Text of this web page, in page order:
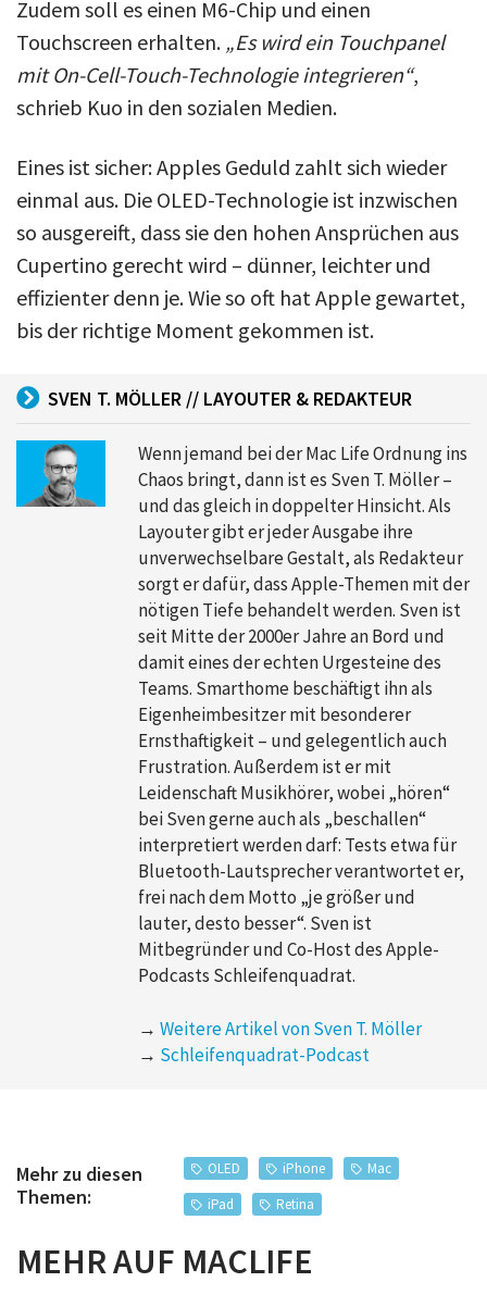
Zudem soll es einen M6-Chip und einen
Touchscreen erhalten. „Es wird ein Touchpanel
mit On-Cell-Touch-Technologie integrieren“,
schrieb Kuo in den sozialen Medien.
Eines ist sicher: Apples Geduld zahlt sich wieder
einmal aus. Die OLED-Technologie ist inzwischen
so ausgereift, dass sie den hohen Ansprüchen aus
Cupertino gerecht wird – dünner, leichter und
effizienter denn je. Wie so oft hat Apple gewartet,
bis der richtige Moment gekommen ist.
SVEN T. MÖLLER // LAYOUTER & REDAKTEUR
Wenn jemand bei der Mac Life Ordnung ins
Chaos bringt, dann ist es Sven T. Möller –
und das gleich in doppelter Hinsicht. Als
Layouter gibt er jeder Ausgabe ihre
unverwechselbare Gestalt, als Redakteur
sorgt er dafür, dass Apple-Themen mit der
nötigen Tiefe behandelt werden. Sven ist
seit Mitte der 2000er Jahre an Bord und
damit eines der echten Urgesteine des
Teams. Smarthome beschäftigt ihn als
Eigenheimbesitzer mit besonderer
Ernsthaftigkeit – und gelegentlich auch
Frustration. Außerdem ist er mit
Leidenschaft Musikhörer, wobei „hören“
bei Sven gerne auch als „beschallen“
interpretiert werden darf: Tests etwa für
Bluetooth-Lautsprecher verantwortet er,
frei nach dem Motto „je größer und
lauter, desto besser“. Sven ist
Mitbegründer und Co-Host des Apple-
Podcasts Schleifenquadrat.
→ Weitere Artikel von Sven T. Möller
→ Schleifenquadrat-Podcast
Mehr zu diesen
Themen:
OLED iPhone
Mac
iPad
Retina
MEHR AUF MACLIFE